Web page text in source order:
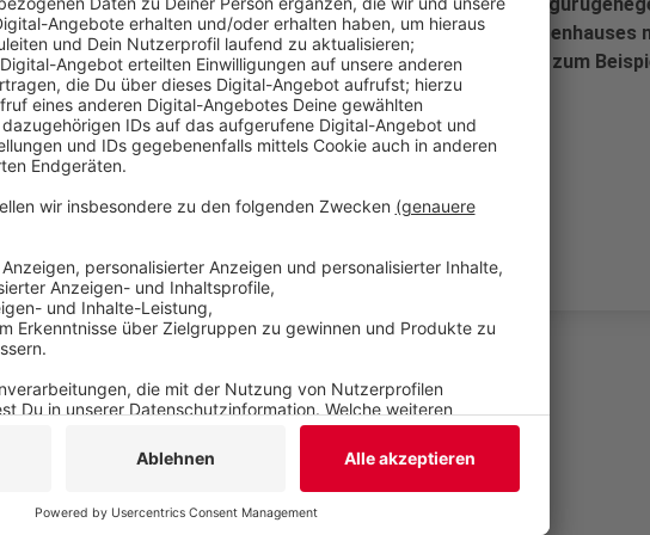
Kinderspielplatz sind. Der Spielplatz soll oberhalb des Elefantenhauses
Im neuen Elefantengehege sollen außerdem andere Tiere wie zum
Schweine leben.
Veröffentlicht:Freitag, 21.05.2021 14:34
Anzeige